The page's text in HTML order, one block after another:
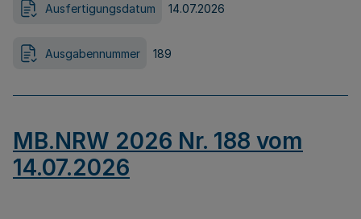
Ausfertigungsdatum 14.07.2026
Ausgabennummer 189
MB.NRW 2026 Nr. 188 vom
14.07.2026